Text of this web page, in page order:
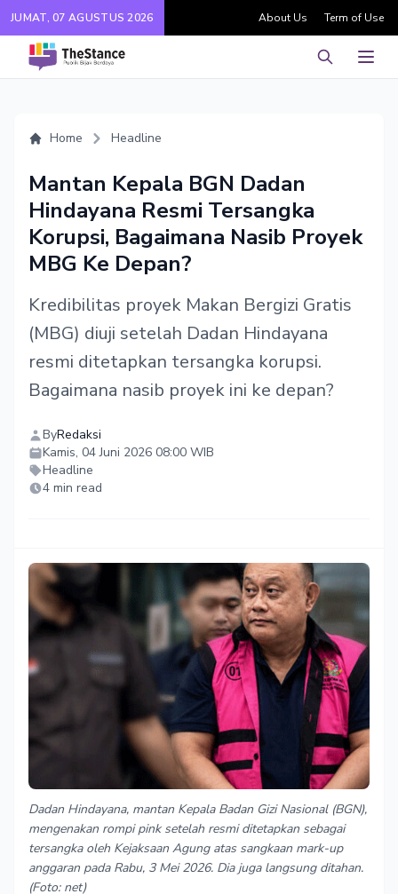
JUMAT, 07 AGUSTUS 2026 About Us Term of Use
Pencarian
Home Headline
Mantan Kepala BGN Dadan
Hindayana Resmi Tersangka
Korupsi, Bagaimana Nasib Proyek
MBG Ke Depan?
Kredibilitas proyek Makan Bergizi Gratis
(MBG) diuji setelah Dadan Hindayana
resmi ditetapkan tersangka korupsi.
Bagaimana nasib proyek ini ke depan?
ByRedaksi
Kamis, 04 Juni 2026 08:00 WIB
Headline
4 min read
Dadan Hindayana, mantan Kepala Badan Gizi Nasional (BGN),
mengenakan rompi pink setelah resmi ditetapkan sebagai
tersangka oleh Kejaksaan Agung atas sangkaan mark-up
anggaran pada Rabu, 3 Mei 2026. Dia juga langsung ditahan.
(Foto: net)